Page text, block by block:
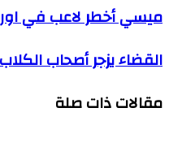
أخطر
في
الموسم
ميسي أخطر لاعب في
القضاء
يزجر
الكلاب
القضاء يزجر أصحاب
مقالات ذات صلة